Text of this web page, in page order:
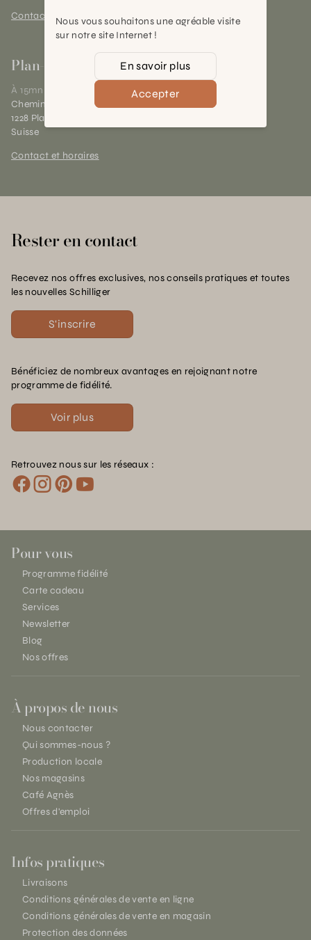
Contact et horaires
Plan-les-Ouates
À 15mn du centre de Genève
Chemin des Charrotons 25
1228 Plan-les-Ouates (GE)
Suisse
Contact et horaires
Rester en contact
Recevez nos offres exclusives, nos conseils pratiques et toutes
les nouvelles Schilliger
S'inscrire
Bénéficiez de nombreux avantages en rejoignant notre
programme de fidélité.
Voir plus
Retrouvez nous sur les réseaux :
Pour vous
Programme fidélité
Carte cadeau
Services
Newsletter
Blog
Nos offres
À propos de nous
Nous contacter
Qui sommes-nous ?
Production locale
Nos magasins
Café Agnès
Offres d'emploi
Infos pratiques
Livraisons
Conditions générales de vente en ligne
Conditions générales de vente en magasin
Protection des données
Nous vous souhaitons une agréable visite
sur notre site Internet !
En savoir plus
Accepter